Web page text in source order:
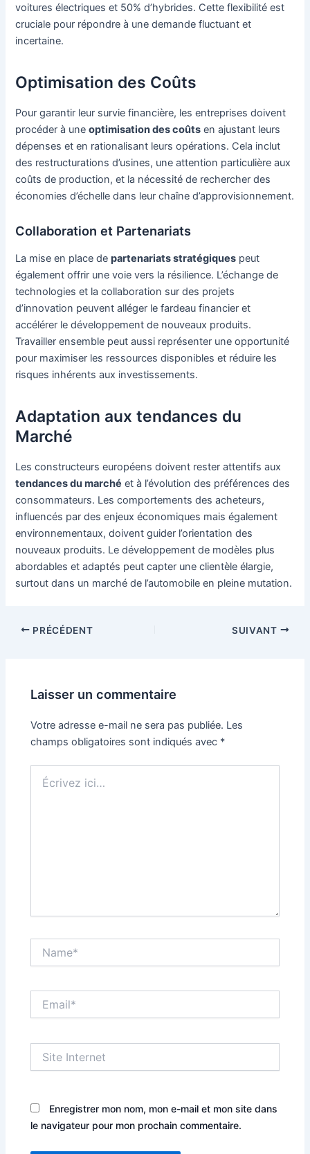
voitures électriques et 50% d’hybrides. Cette flexibilité est
cruciale pour répondre à une demande fluctuant et
incertaine.
Optimisation des Coûts
Pour garantir leur survie financière, les entreprises doivent
procéder à uneoptimisation des coûts en ajustant leurs
dépenses et en rationalisant leurs opérations. Cela inclut
des restructurations d’usines, une attention particulière aux
coûts de production, et la nécessité de rechercher des
économies d’échelle dans leur chaîne d’approvisionnement.
Collaboration et Partenariats
La mise en place departenariats stratégiques peut
également offrir une voie vers la résilience. L’échange de
technologies et la collaboration sur des projets
d’innovation peuvent alléger le fardeau financier et
accélérer le développement de nouveaux produits.
Travailler ensemble peut aussi représenter une opportunité
pour maximiser les ressources disponibles et réduire les
risques inhérents aux investissements.
Adaptation aux tendances du
Marché
Les constructeurs européens doivent rester attentifs aux
tendances du marché et à l’évolution des préférences des
consommateurs. Les comportements des acheteurs,
influencés par des enjeux économiques mais également
environnementaux, doivent guider l’orientation des
nouveaux produits. Le développement de modèles plus
abordables et adaptés peut capter une clientèle élargie,
surtout dans un marché de l’automobile en pleine mutation.
NavigationPRÉCÉDENT SUIVANT
Laisser un commentaire
Votre adresse e-mail ne sera pas publiée. Les
champs obligatoires sont indiqués avec *
ici…
Internet
Enregistrer mon nom, mon e-mail et mon site dans
le navigateur pour mon prochain commentaire.